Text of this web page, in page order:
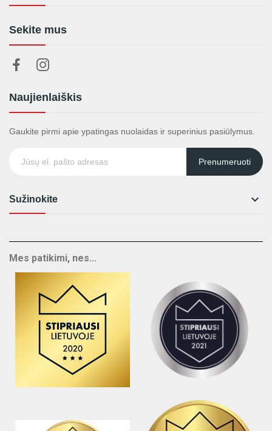
Sekite mus
Naujienlaiškis
Gaukite pirmi apie ypatingas nuolaidas ir superinius pasiūlymus.
Prenumeruoti
Sužinokite 
Mes patikimi, nes...